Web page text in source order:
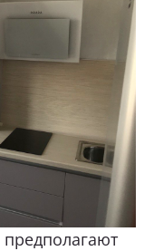
предполагают